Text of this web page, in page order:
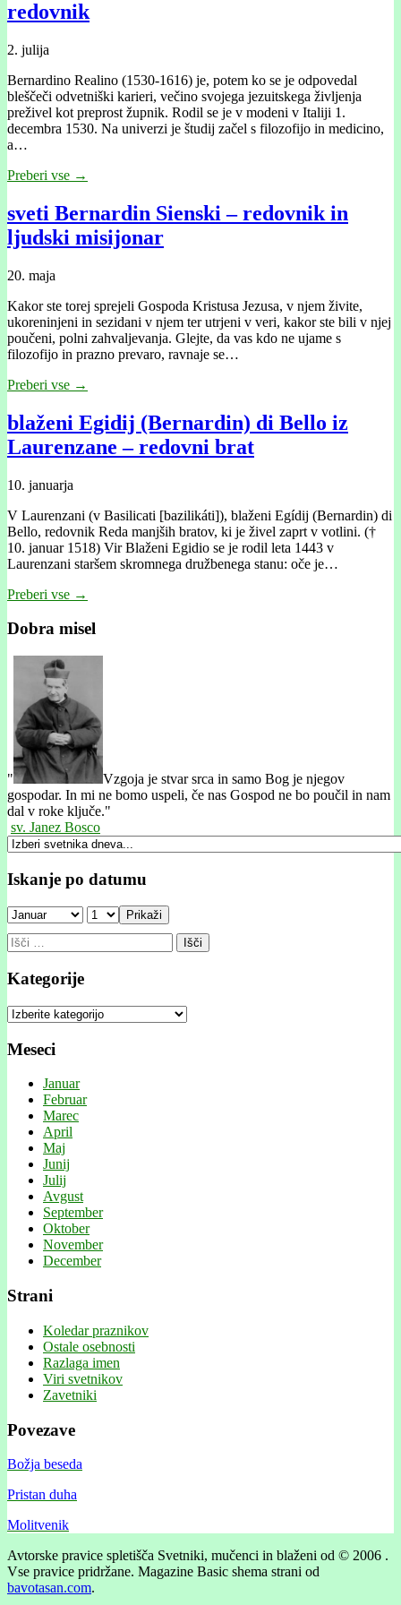
redovnik
2. julija
Bernardino Realino (1530-1616) je, potem ko se je odpovedal
bleščeči odvetniški karieri, večino svojega jezuitskega življenja
preživel kot preprost župnik. Rodil se je v modeni v Italiji 1.
decembra 1530. Na univerzi je študij začel s filozofijo in medicino,
a…
Preberi vse →
sveti Bernardin Sienski – redovnik in
ljudski misijonar
20. maja
Kakor ste torej sprejeli Gospoda Kristusa Jezusa, v njem živite,
ukoreninjeni in sezidani v njem ter utrjeni v veri, kakor ste bili v njej
poučeni, polni zahvaljevanja. Glejte, da vas kdo ne ujame s
filozofijo in prazno prevaro, ravnaje se…
Preberi vse →
blaženi Egidij (Bernardin) di Bello iz
Laurenzane – redovni brat
10. januarja
V Laurenzani (v Basilicati [bazilikáti]), blaženi Egídij (Bernardin) di
Bello, redovnik Reda manjših bratov, ki je živel zaprt v votlini. (†
10. januar 1518) Vir Blaženi Egidio se je rodil leta 1443 v
Laurenzani staršem skromnega družbenega stanu: oče je…
Preberi vse →
Dobra misel
"
Vzgoja je stvar srca in samo Bog je njegov
gospodar. In mi ne bomo uspeli, če nas Gospod ne bo poučil in nam
dal v roke ključe."
sv. Janez Bosco
Iskanje po datumu
Prikaži
Išči:
Kategorije
Kategorije
Meseci
Januar
Februar
Marec
April
Maj
Junij
Julij
Avgust
September
Oktober
November
December
Strani
Koledar praznikov
Ostale osebnosti
Razlaga imen
Viri svetnikov
Zavetniki
Povezave
Božja beseda
Pristan duha
Molitvenik
Avtorske pravice spletišča Svetniki, mučenci in blaženi od © 2006 .
Vse pravice pridržane. Magazine Basic shema strani od
bavotasan.com.